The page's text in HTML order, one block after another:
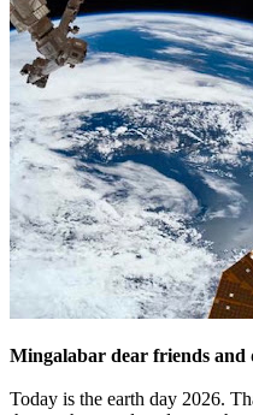
Mingalabar dear friends and
Today is the earth day 2026.